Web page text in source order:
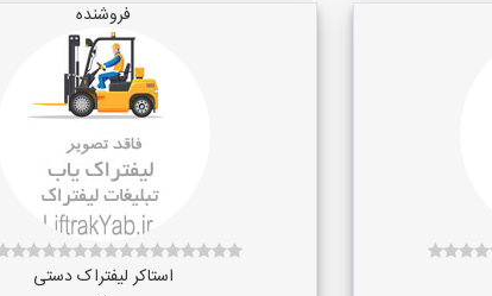
فروشنده
استاکر لیفتراک دستی